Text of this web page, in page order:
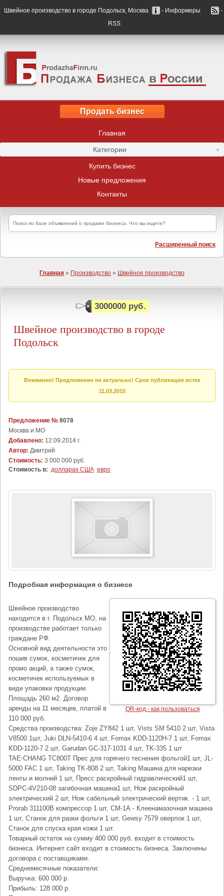
Швейное производство в городе Подольск, Москва - Информеры
-
RSS
Продать бизнес
Главная
Категории
Купить бизнес
Новые предложения
Контакты
Расширенный поиск
Главная » Производство » Швейное производство
3000000 руб.
Швейное производство в городе
Подольск
Внимание! Предложение не актуально! Срок публикации истек
11.03.2015
Предложение № 8078
Москва и МО
Добавлено: 12.09.2014 г.
Автор: Дмитрий
Стоимость: 3 000 000 руб.
Стоимость в: долларах США евро
Подробная информация о бизнесе
QR-код - как пользоваться
Швейное производство
находится в г. Подольск МО, на
производстве работает только
граждане РФ.
Основной вид деятельности это
пошив сумок, косметичек для
промо акций, а также сумок,
косметичек используемых в
виде упаковки продукции.
Площадь 260 м2. Договор
аренды на 11 месяцев, платой в
110 000 руб.
Средства производства: Zoje ZY842 1 шт, Vists SM 5410 2 шт, Vista
V8500 1шт, Juki DLN-5410-6 4 шт, Fomax KDD-1120H-7 1 шт, Fomax
KDD-1120-7 2 шт, Garudan GC-317-1031 4 шт, TK-335 1 шт
TAE-CHANG TC800T Прес для горячего теснения фольгой1 шт, JL-
5000 FAC 1 шт, Taking TK-808 2 шт, Taking Машина для нарезки
ленты и молний 1 шт, Пресс раскройный гидравлический1 шт,
SDPC-4V210-08 загибочная машина1 шт, Нож раскройный
электрический 2 шт, Нож сабельный электрический вертик. - 1 шт,
Prorab 311100B компрессор 1 шт, CM-1А - Клеенамазочная машина
1 шт, Станок для разки фольги 1 шт, Gewsy 7579 оверлок 1 шт,
Станок для спуска края кожи 1 шт.
Товарный остаток на сумму 400 000 руб. входит в стоимость
бизнеса. Интернет сайт входит в стоимость бизнеса. Заключены
договора с поставщиками.
Среднемесячные показатели:
Выручка: 600 000 р.
Прибыль: 128 000 р.